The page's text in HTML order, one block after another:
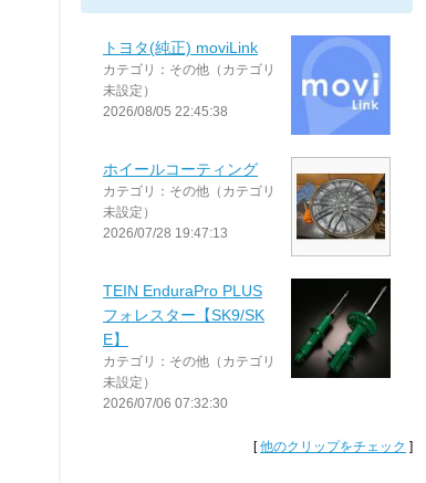
トヨタ(純正) moviLink
カテゴリ：その他（カテゴリ
未設定）
2026/08/05 22:45:38
ホイールコーティング
カテゴリ：その他（カテゴリ
未設定）
2026/07/28 19:47:13
TEIN EnduraPro PLUS
フォレスター【SK9/SK
E】
カテゴリ：その他（カテゴリ
未設定）
2026/07/06 07:32:30
[他のクリップをチェック ]